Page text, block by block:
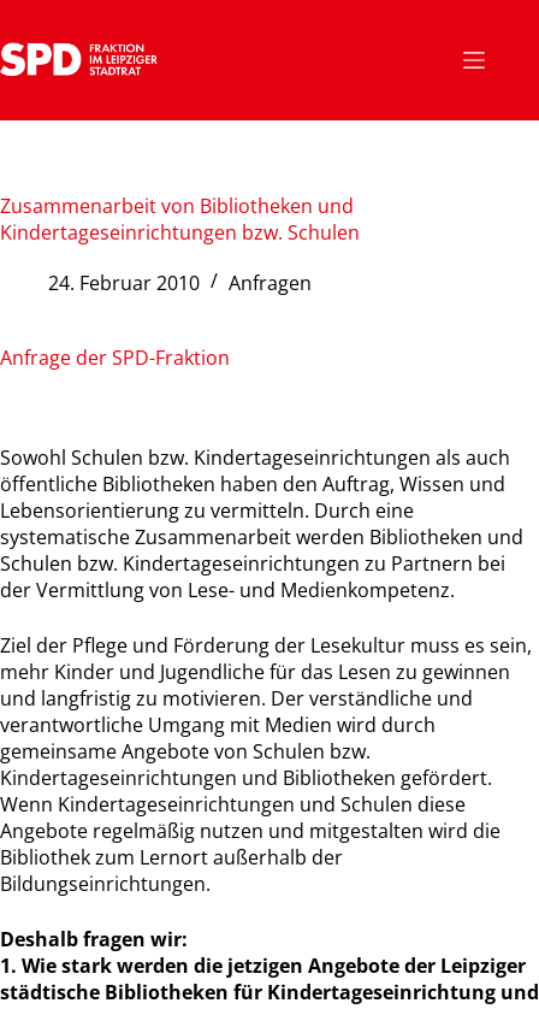
Inhalt
springen
Zusammenarbeit von Bibliotheken und
Kindertageseinrichtungen bzw. Schulen
24. Februar 2010
Anfragen
Anfrage der SPD-Fraktion
Sowohl Schulen bzw. Kindertageseinrichtungen als auch
öffentliche Bibliotheken haben den Auftrag, Wissen und
Lebensorientierung zu vermitteln. Durch eine
systematische Zusammenarbeit werden Bibliotheken und
Schulen bzw. Kindertageseinrichtungen zu Partnern bei
der Vermittlung von Lese- und Medienkompetenz.
Ziel der Pflege und Förderung der Lesekultur muss es sein,
mehr Kinder und Jugendliche für das Lesen zu gewinnen
und langfristig zu motivieren. Der verständliche und
verantwortliche Umgang mit Medien wird durch
gemeinsame Angebote von Schulen bzw.
Kindertageseinrichtungen und Bibliotheken gefördert.
Wenn Kindertageseinrichtungen und Schulen diese
Angebote regelmäßig nutzen und mitgestalten wird die
Bibliothek zum Lernort außerhalb der
Bildungseinrichtungen.
Deshalb fragen wir:
1. Wie stark werden die jetzigen Angebote der Leipziger
städtische Bibliotheken für Kindertageseinrichtung und